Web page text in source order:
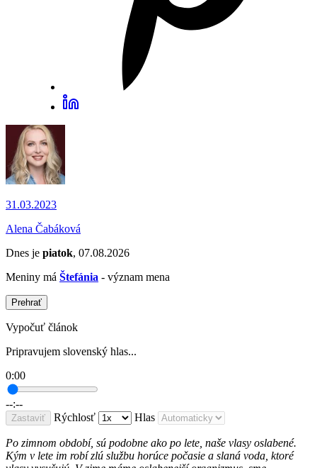
31.03.2023
Alena Čabáková
Dnes je piatok, 07.08.2026
Meniny má Štefánia - význam mena
Prehrať
Vypočuť článok
Pripravujem slovenský hlas...
0:00
--:--
Zastaviť Rýchlosť Hlas
Po zimnom období, sú podobne ako po lete, naše vlasy oslabené.
Kým v lete im robí zlú službu horúce počasie a slaná voda, ktoré